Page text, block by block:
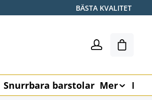
BÄSTA KVALITET
Snurrbara barstolar Mer